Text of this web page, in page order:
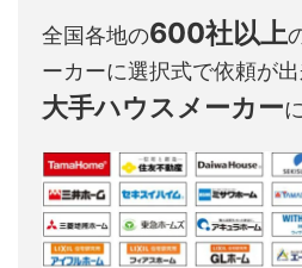
全国各地の600社以上
ーカーに選択式で依頼が
大手ハウスメーカー